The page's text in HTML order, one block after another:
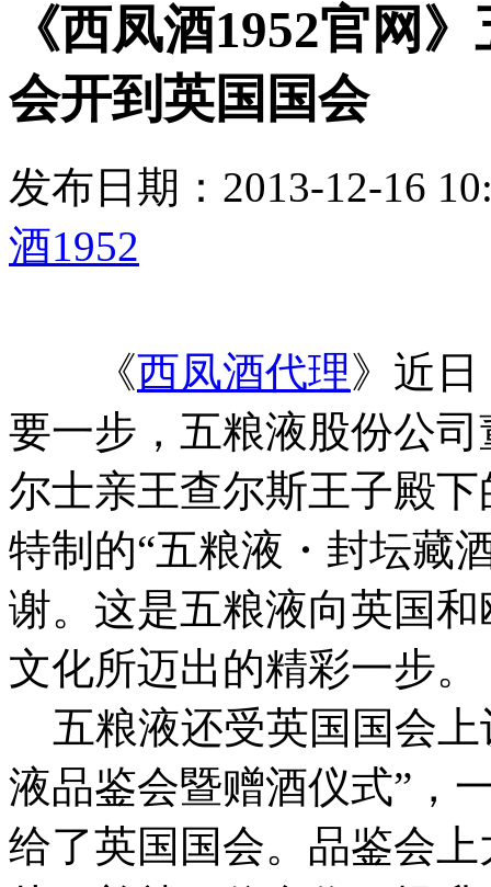
《西凤酒1952官网
会开到英国国会
发布日期：2013-12-16
酒1952
《西凤酒代理》近
要一步，五粮液股份公
尔士亲王查尔斯王子殿
特制的“五粮液・封坛藏
谢。这是五粮液向英国
文化所迈出的精彩一步。
五粮液还受英国国会上
液品鉴会暨赠酒仪式”，
给了英国国会。品鉴会